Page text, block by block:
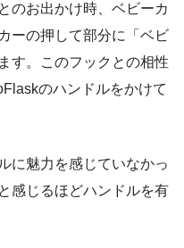
のお出かけ時、ベビーカ
ーの押して部分に「ベビ
す。このフックとの相性
のハンドルをかけて
に魅力を感じていなかっ
感じるほどハンドルを有